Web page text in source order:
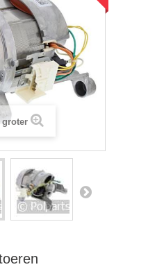
groter